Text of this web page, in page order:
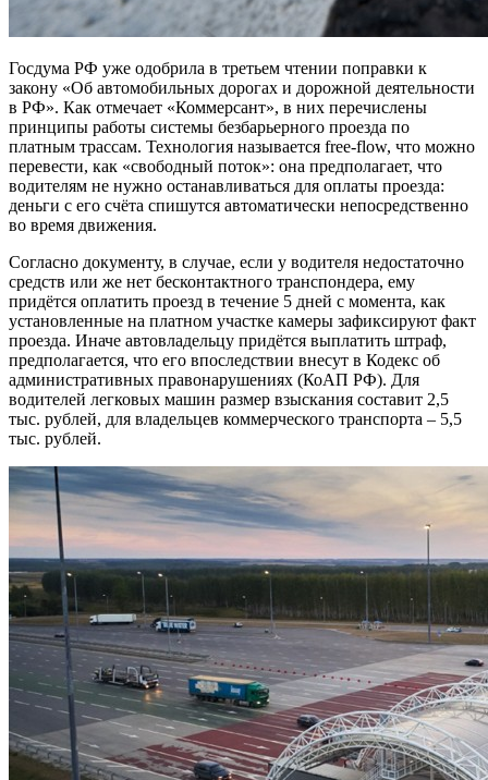
Госдума РФ уже одобрила в третьем чтении поправки к
закону «Об автомобильных дорогах и дорожной деятельности
в РФ». Как отмечает «Коммерсант», в них перечислены
принципы работы системы безбарьерного проезда по
платным трассам. Технология называется free-flow, что можно
перевести, как «свободный поток»: она предполагает, что
водителям не нужно останавливаться для оплаты проезда:
деньги с его счёта спишутся автоматически непосредственно
во время движения.
Согласно документу, в случае, если у водителя недостаточно
средств или же нет бесконтактного транспондера, ему
придётся оплатить проезд в течение 5 дней с момента, как
установленные на платном участке камеры зафиксируют факт
проезда. Иначе автовладельцу придётся выплатить штраф,
предполагается, что его впоследствии внесут в Кодекс об
административных правонарушениях (КоАП РФ). Для
водителей легковых машин размер взыскания составит 2,5
тыс. рублей, для владельцев коммерческого транспорта – 5,5
тыс. рублей.